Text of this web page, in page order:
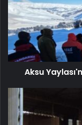
Aksu